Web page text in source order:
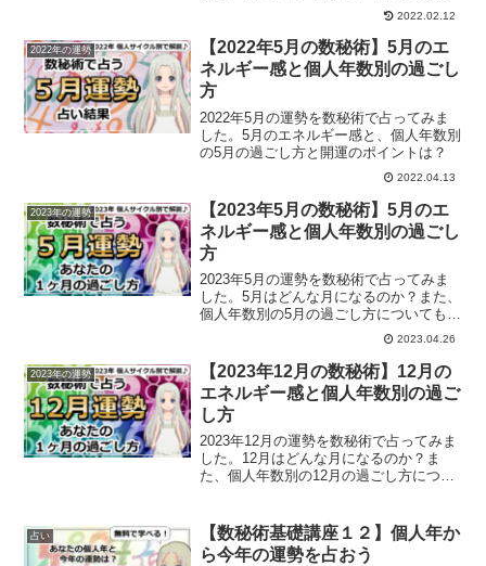
2022.02.12
2022年の運勢
【2022年5月の数秘術】5月のエ
ネルギー感と個人年数別の過ごし
方
2022年5月の運勢を数秘術で占ってみま
した。5月のエネルギー感と、個人年数別
の5月の過ごし方と開運のポイントは？
2022.04.13
2023年の運勢
【2023年5月の数秘術】5月のエ
ネルギー感と個人年数別の過ごし
方
2023年5月の運勢を数秘術で占ってみま
した。5月はどんな月になるのか？また、
個人年数別の5月の過ごし方についてもご
2023.04.26
2023年の運勢
【2023年12月の数秘術】12月の
エネルギー感と個人年数別の過ご
し方
2023年12月の運勢を数秘術で占ってみま
した。12月はどんな月になるのか？ま
た、個人年数別の12月の過ごし方につい
占い
【数秘術基礎講座１２】個人年か
ら今年の運勢を占おう